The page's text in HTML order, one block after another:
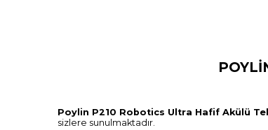
Poylin P210 Robotics Ultra Hafif Akülü
sizlere sunulmaktadır.